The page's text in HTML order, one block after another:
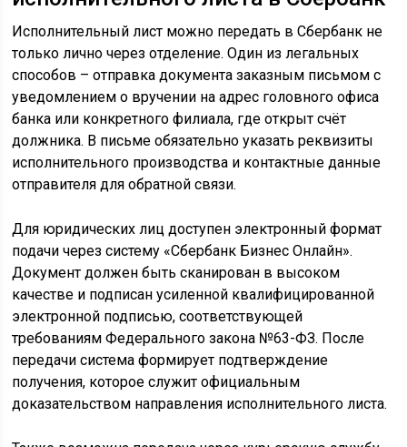
Исполнительный лист можно передать в Сбербанк не
только лично через отделение. Один из легальных
способов – отправка документа заказным письмом с
уведомлением о вручении на адрес головного офиса
банка или конкретного филиала, где открыт счёт
должника. В письме обязательно указать реквизиты
исполнительного производства и контактные данные
отправителя для обратной связи.
Для юридических лиц доступен электронный формат
подачи через систему «Сбербанк Бизнес Онлайн».
Документ должен быть сканирован в высоком
качестве и подписан усиленной квалифицированной
электронной подписью, соответствующей
требованиям Федерального закона №63-ФЗ. После
передачи система формирует подтверждение
получения, которое служит официальным
доказательством направления исполнительного листа.